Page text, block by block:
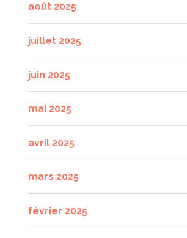
août 2025
juillet 2025
juin 2025
mai 2025
avril 2025
mars 2025
février 2025